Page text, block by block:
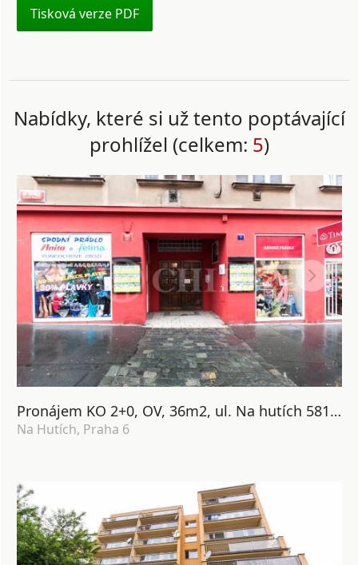
Tisková verze PDF
Nabídky, které si už tento poptávající
prohlížel (celkem: 5)
Pronájem KO 2+0, OV, 36m2, ul. Na hutích 581/1, Praha 6 - Dejvice
Na Hutích, Praha 6